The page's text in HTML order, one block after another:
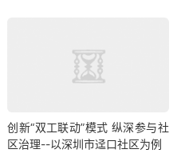
创新“双工联动”模式 纵深参与社
区治理--以深圳市迳口社区为例